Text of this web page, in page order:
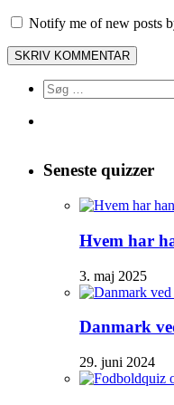
Notify me of new posts
Søg
efter:
Seneste quizzer
Hvem har
3. maj 2025
Danmark
29. juni 2024